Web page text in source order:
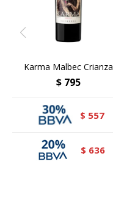
Karma Malbec Crianza
$ 795
$ 557
$ 636